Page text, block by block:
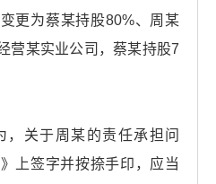
更为蔡某持股80%、周某
营某实业公司，蔡某持股7
关于周某的责任承担问
上签字并按捺手印，应当